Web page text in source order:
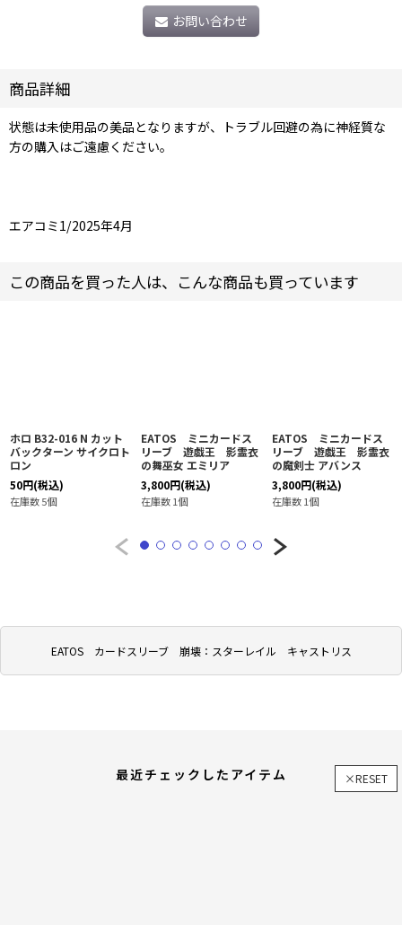
EATOS カードスリーブ 崩壊：スターレイル キャストリス
お問い合わせ
商品詳細
状態は未使用品の美品となりますが、トラブル回避の為に神経質な
方の購入はご遠慮ください。
エアコミ1/2025年4月
この商品を買った人は、こんな商品も買っています
ホロ B32-016 N カット
バックターン サイクロト
ロン
50円(税込)
在庫数 5個
EATOS ミニカードス
リーブ 遊戯王 影霊衣
の舞巫女 エミリア
3,800円(税込)
在庫数 1個
EATOS ミニカードス
リーブ 遊戯王 影霊衣
の魔剣士 アバンス
3,800円(税込)
在庫数 1個
最近チェックしたアイテム ×RESET